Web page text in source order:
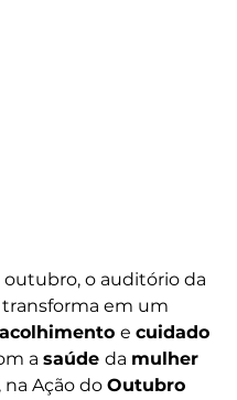
outubro, o auditório da
transforma em um
acolhimento e cuidado
a saúde da mulher
, na Ação do Outubro